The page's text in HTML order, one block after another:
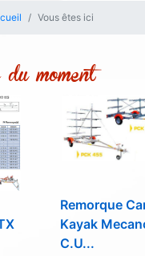
Vous êtes ici
du moment
Remorque
Kayak
C.U...